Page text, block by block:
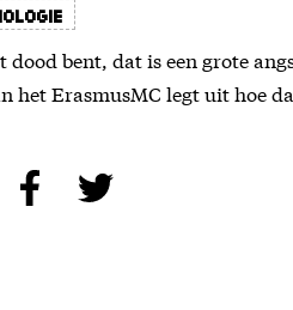
bent, dat is een grote
het ErasmusMC legt uit hoe